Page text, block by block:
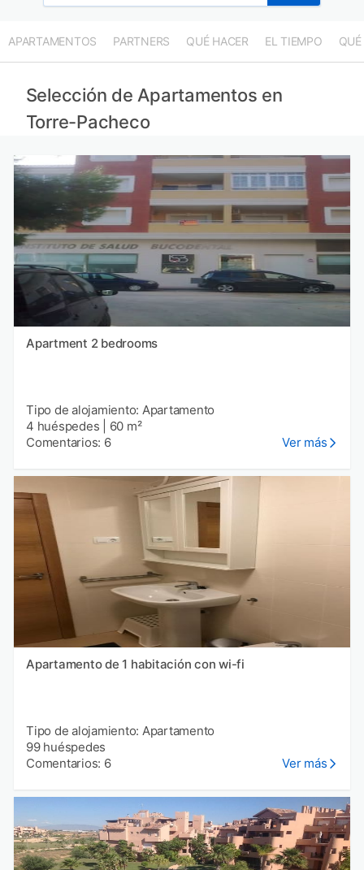
APARTAMENTOS PARTNERS QUÉ HACER EL TIEMPO QUÉ
Selección de Apartamentos en
Torre-Pacheco
Apartment 2 bedrooms
Tipo de alojamiento: Apartamento
4 huéspedes
60 m²
Comentarios: 6
Ver más
Apartamento de 1 habitación con wi-fi
Tipo de alojamiento: Apartamento
99 huéspedes
Comentarios: 6
Ver más